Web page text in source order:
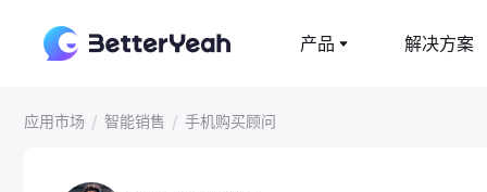
产品 解决方案
应用市场 / 智能销售 / 手机购买顾问